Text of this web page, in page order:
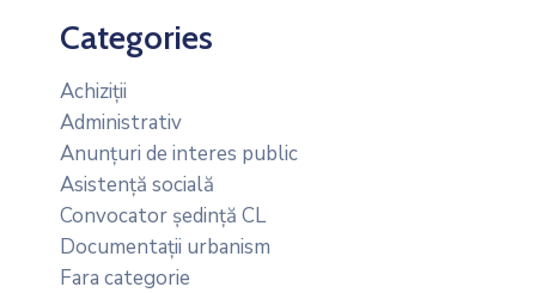
Categories
Achiziții
Administrativ
Anunțuri de interes public
Asistență socială
Convocator ședință CL
Documentații urbanism
Fara categorie